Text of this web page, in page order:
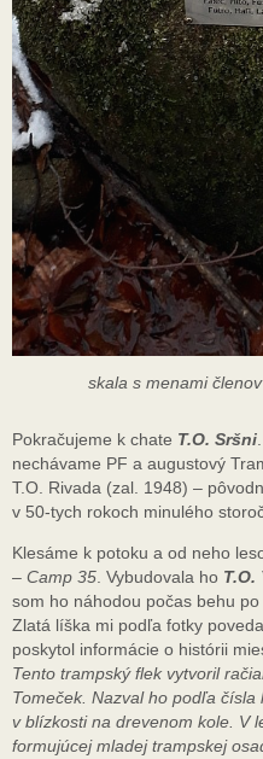
skala s menami
Pokračujeme k chate T.O. Sršni
nechávame PF a augustový
T.O. Rivada (zal. 1948) –
v 50-tych rokoch minulého
Klesáme k potoku a od neho
– Camp 35 . Vybudovala ho T.O.
som ho náhodou počas behu
Zlatá líška mi podľa fotky
poskytol informácie o histórii
Tento trampský flek vytvoril
Tomeček. Nazval ho podľa
v blízkosti na drevenom kole. V
formujúcej mladej trampskej